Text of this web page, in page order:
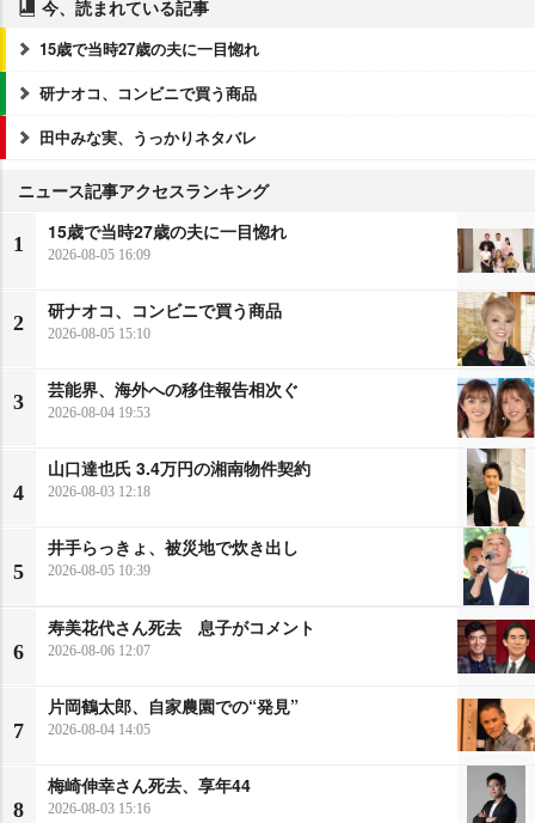
今、読まれている記事
15歳で当時27歳の夫に一目惚れ
研ナオコ、コンビニで買う商品
田中みな実、うっかりネタバレ
ニュース記事アクセスランキング
1
15歳で当時27歳の夫に一目惚れ
2026-08-05 16:09
2
研ナオコ、コンビニで買う商品
2026-08-05 15:10
3
芸能界、海外への移住報告相次ぐ
2026-08-04 19:53
4
山口達也氏 3.4万円の湘南物件契約
2026-08-03 12:18
5
井手らっきょ、被災地で炊き出し
2026-08-05 10:39
6
寿美花代さん死去 息子がコメント
2026-08-06 12:07
7
片岡鶴太郎、自家農園での“発見”
2026-08-04 14:05
8
梅崎伸幸さん死去、享年44
2026-08-03 15:16